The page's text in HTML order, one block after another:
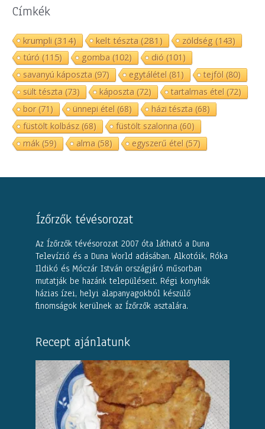
Címkék
krumpli(314) kelt tészta(281) zöldség(143)
túró (115) gomba (102) dió (101)
savanyú káposzta (97) egytálétel (81) tejföl (80)
sült tészta (73) káposzta (72) tartalmas étel (72)
bor(71) ünnepi étel (68) házi tészta (68)
füstölt kolbász(68) füstölt szalonna (60)
mák(59) alma (58) egyszerű étel (57)
Ízőrzők tévésorozat
Az Ízőrzők tévésorozat 2007 óta látható a Duna
Televízió és a Duna World adásában. Alkotóik, Róka
Ildikó és Móczár István országjáró műsorban
mutatják be hazánk településeit. Régi konyhák
házias ízei, helyi alapanyagokból készülő
finomságok kerülnek az Ízőrzők asztalára.
Recept ajánlatunk